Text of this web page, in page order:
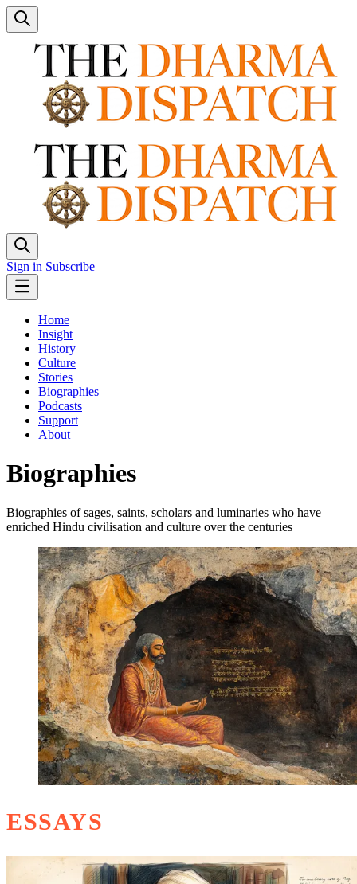
Sign in Subscribe
Home
Insight
History
Culture
Stories
Biographies
Podcasts
Support
About
Biographies
Biographies of sages, saints, scholars and luminaries who have
enriched Hindu civilisation and culture over the centuries
ESSAYS